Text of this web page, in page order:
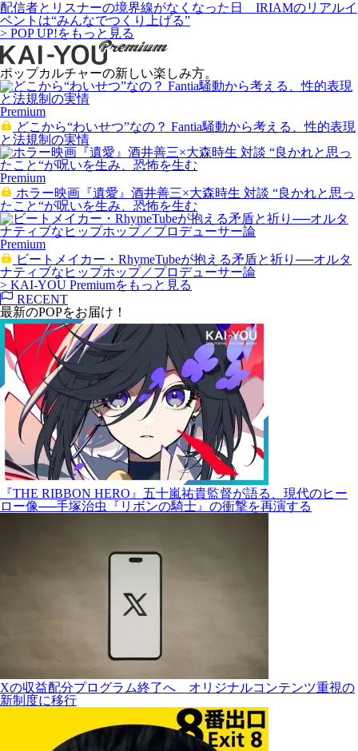
配信者とリスナーの境界線がなくなった日 IRIAMのリアルイ
ベントは“みんなでつくり上げる”
> POP UP!をもっと見る
ポップカルチャーの新しい楽しみ方。
Premium
どこから“わいせつ”なの？ Fantia騒動から考える、性的表現
と法規制の実情
Premium
ホラー映画『遺愛』酒井善三×大森時生 対談 “良かれと思っ
たこと“が呪いを生み、恐怖を生む
Premium
ビートメイカー・RhymeTubeが抱える矛盾と祈り──オルタ
ナティブなヒップホップ／プロデューサー論
> KAI-YOU Premiumをもっと見る
RECENT
最新のPOPをお届け！
『THE RIBBON HERO』五十嵐祐貴監督が語る、現代のヒー
ロー像──手塚治虫『リボンの騎士』の衝撃を再演する
Xの収益配分プログラム終了へ オリジナルコンテンツ重視の
新制度に移行